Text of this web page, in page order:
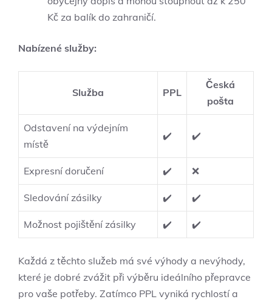
Kč za balík do zahraničí.
Nabízené služby:
Služba PPL
Česká
pošta
Odstavení na výdejním
místě
✔️ ✔️
Expresní doručení ✔️ ❌
Sledování zásilky ✔️ ✔️
Možnost pojištění zásilky ✔️ ✔️
Každá z těchto služeb má své výhody a nevýhody,
které je dobré zvážit při výběru ideálního přepravce
pro vaše potřeby. Zatímco PPL vyniká rychlostí a